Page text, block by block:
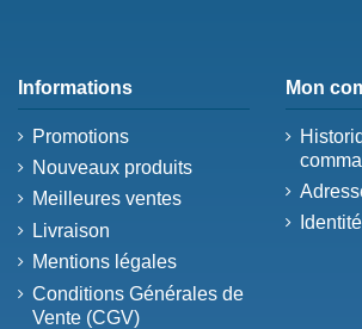
Informations
Promotions
Nouveaux produits
Meilleures ventes
Livraison
Mentions légales
Conditions Générales de
Vente (CGV)
Mon
Identité